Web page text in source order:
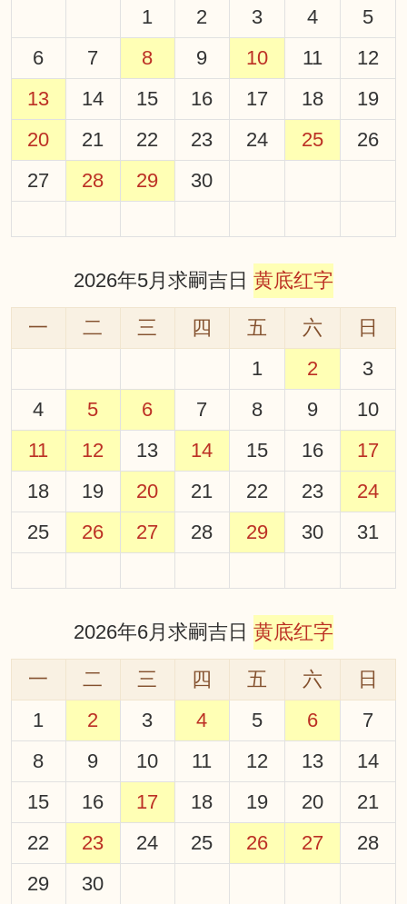
1
2 3 4
5
6
7 8 9 10 11
12
13
14 15 16 17 18
19
20
21 22 23 24 25
26
27
28 29 30
2026年5月求嗣吉日 黄底红字
一 二 三 四 五 六
日
1
2
3
4
5 6 7 8 9
10
11
12 13 14 15 16
17
18
19 20 21 22 23
24
25
26 27 28 29 30 31
2026年6月求嗣吉日 黄底红字
一 二 三 四 五 六
日
1
2 3 4 5 6
7
8
9 10 11 12 13
14
15
16 17 18 19 20
21
22
23 24 25 26 27
28
29
30